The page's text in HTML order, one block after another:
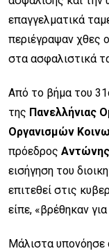
επαγγελματικά
περιέγραψαν χθες
στα ασφαλιστικά
Από το βήμα του
της Πανελλήνιας
Οργανισμών
πρόεδρος
εισήγηση του
επιτεθεί στις
είπε, «βρέθηκαν
Μάλιστα υπονόησε